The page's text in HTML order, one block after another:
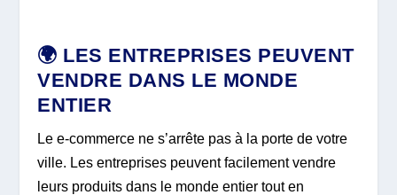
🌍 LES ENTREPRISES PEUVENT
VENDRE DANS LE MONDE
ENTIER
Le e-commerce ne s’arrête pas à la porte de votre
ville. Les entreprises peuvent facilement vendre
leurs produits dans le monde entier tout en